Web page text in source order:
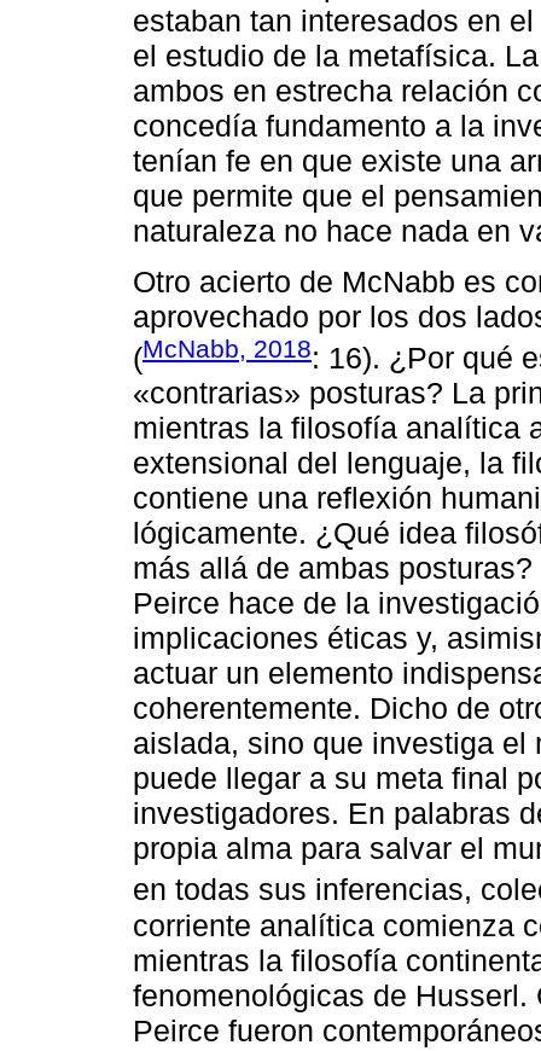
estaban tan interesados en
el estudio de la metafísica.
ambos en estrecha relación
concedía fundamento a la
tenían fe en que existe una
que permite que el
naturaleza no hace nada en
Otro acierto de McNabb es
aprovechado por los dos
(McNabb, 2018: 16). ¿Por qué
«contrarias» posturas? La
mientras la filosofía analítica
extensional del lenguaje, la
contiene una reflexión
lógicamente. ¿Qué idea
más allá de ambas
Peirce hace de la
implicaciones éticas y,
actuar un elemento
coherentemente. Dicho de
aislada, sino que investiga
puede llegar a su meta final
investigadores. En palabras
propia alma para salvar el
en todas sus inferencias,
corriente analítica comienza
mientras la filosofía
fenomenológicas de
Peirce fueron